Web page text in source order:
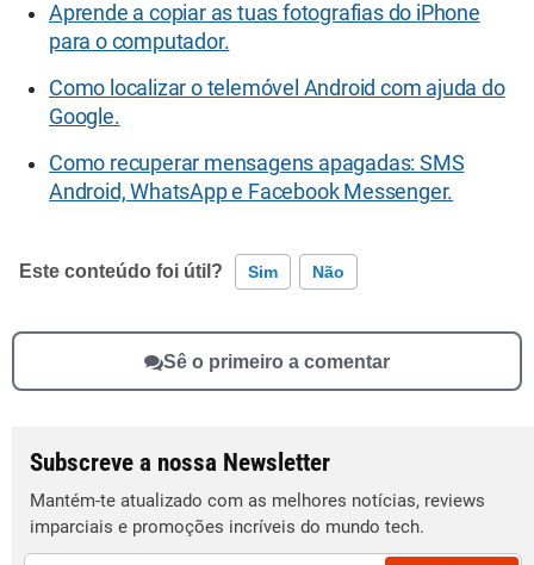
Aprende a copiar as tuas fotografias do iPhone
para o computador.
Como localizar o telemóvel Android com ajuda do
Google.
Como recuperar mensagens apagadas: SMS
Android, WhatsApp e Facebook Messenger.
Este conteúdo foi útil? Sim Não
Este conteúdo não tem a informação que procuro
Sê o primeiro a comentar
Subscreve a nossa Newsletter
Mantém-te atualizado com as melhores notícias, reviews
imparciais e promoções incríveis do mundo tech.